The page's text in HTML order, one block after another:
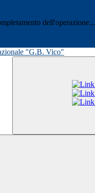
dell'operazione...